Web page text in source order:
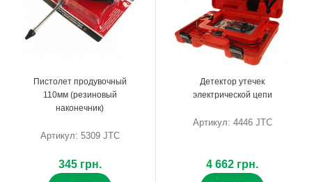
Пистолет продувочный
110мм (резиновый
наконечник)
Артикул: 5309 JTC
345 грн.
Детектор утечек
электрической цепи
Артикул: 4446 JTC
4 662 грн.